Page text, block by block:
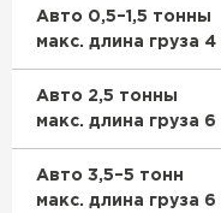
Авто 0,5–1,5 тонны
макс. длина груза 4
Авто 2,5 тонны
макс. длина груза 6
Авто 3,5–5 тонн
макс. длина груза 6